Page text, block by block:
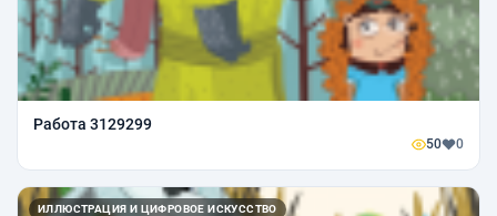
Работа 3129299
50 0
ИЛЛЮСТРАЦИЯ И ЦИФРОВОЕ ИСКУССТВО